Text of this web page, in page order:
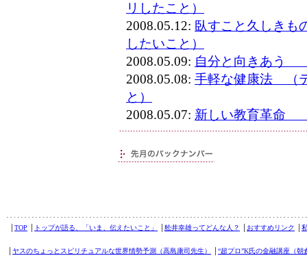
リしたこと）
2008.05.12: 臥すこと久しき
したいこと）
2008.05.09: 自分と向きあう
2008.05.08: 手軽な健康法 （
と）
2008.05.07: 新しい教育革命
TOP トップが語る、「いま、伝えたいこと」 舩井幸雄ってどんな人？ おすすめリンク
ヤスのちょっとスピリチュアルな世界情勢予測（高島康司先生）
“超プロ”K氏の金融講座（朝